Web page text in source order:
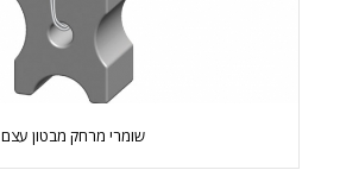
שומרי מרחק מבטון עצם